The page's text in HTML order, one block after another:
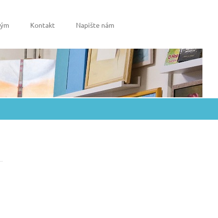
Kontakt Napište nám